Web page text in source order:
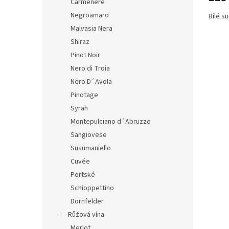
Carmenere
Negroamaro
Malvasia Nera
Shiraz
Pinot Noir
Nero di Troia
Nero D´Avola
Pinotage
Syrah
Montepulciano d´Abruzzo
Sangiovese
Susumaniello
Cuvée
Portské
Schioppettino
Dornfelder
Růžová vína
Bílé